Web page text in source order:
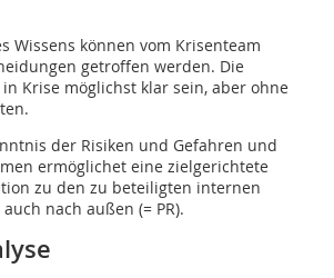
Wissens können vom Krisenteam
getroffen werden. Die
Krise möglichst klar sein, aber ohne
der Risiken und Gefahren und
­ermöglichet eine zielgerichtete
zu den zu beteiligten internen
nach außen (= PR).